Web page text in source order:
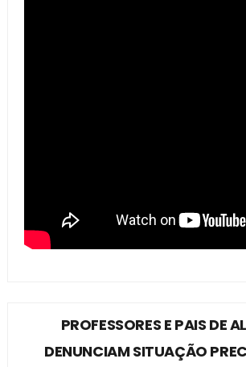
PROFESSORES E PAIS DE
DENUNCIAM SITUAÇÃO